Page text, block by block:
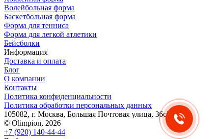
Волейбольная форма
Баскетбольная форма
Форма для тенниса
Форма для легкой атлетики
Бейсболки
Информация
Доставка и оплата
Блог
О компании
Контакты
Политика конфиденциальности
Политика обработки персональных данных
105082, г. Москва, Большая Почтовая улица, 36с2
© Olimpion, 2026
+7 (920) 140-44-44